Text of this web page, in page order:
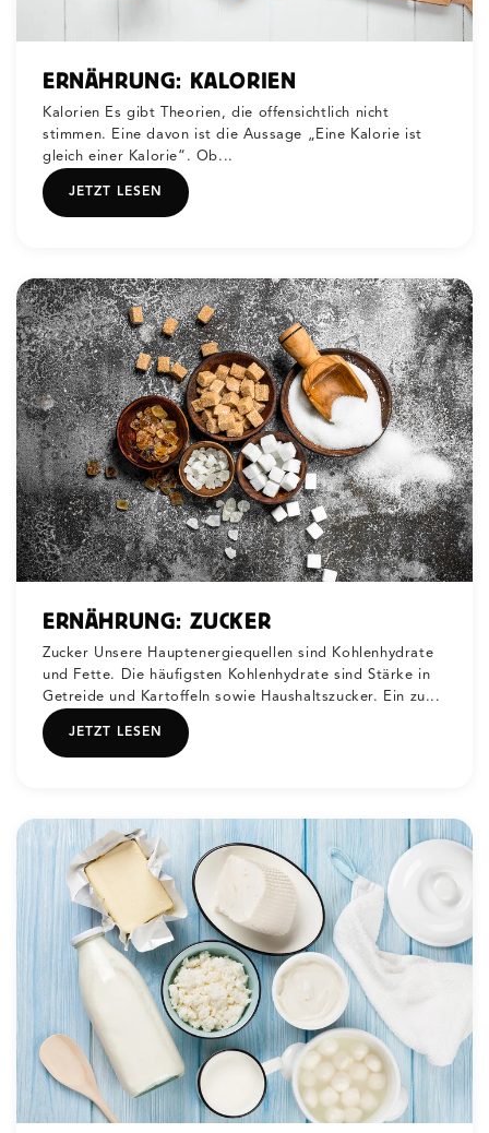
ERNÄHRUNG: KALORIEN
Kalorien Es gibt Theorien, die offensichtlich nicht
stimmen. Eine davon ist die Aussage „Eine Kalorie ist
gleich einer Kalorie“. Ob...
JETZT LESEN
ERNÄHRUNG: ZUCKER
Zucker Unsere Hauptenergiequellen sind Kohlenhydrate
und Fette. Die häufigsten Kohlenhydrate sind Stärke in
Getreide und Kartoffeln sowie Haushaltszucker. Ein zu...
JETZT LESEN